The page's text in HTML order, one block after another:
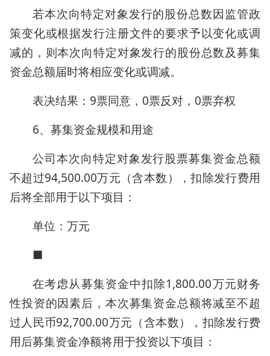
若本次向特定对象发行的股份总数因监管政
策变化或根据发行注册文件的要求予以变化或调
减的，则本次向特定对象发行的股份总数及募集
资金总额届时将相应变化或调减。
表决结果：9票同意，0票反对，0票弃权
6、募集资金规模和用途
公司本次向特定对象发行股票募集资金总额
不超过94,500.00万元（含本数），扣除发行费用
后将全部用于以下项目：
单位：万元
■
在考虑从募集资金中扣除1,800.00万元财务
性投资的因素后，本次募集资金总额将减至不超
过人民币92,700.00万元（含本数），扣除发行费
用后募集资金净额将用于投资以下项目：